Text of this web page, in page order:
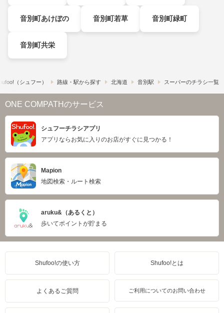
音別町あけぼの 音別町若草 音別町緑町
音別町共栄
（シュフー） 路線・駅から探す 北海道 音別駅 スーパーのチラシ一覧
ONE COMPATHのサービス
シュフーチラシアプリ
アプリならお気に入りのお店がすぐに見つかる！
Mapion
地図検索・ルート検索
aruku&（あるくと）
歩いてポイントが貯まる
Shufoo!の使い方 Shufoo!とは
よくあるご質問 ご利用についてのお問い合わせ